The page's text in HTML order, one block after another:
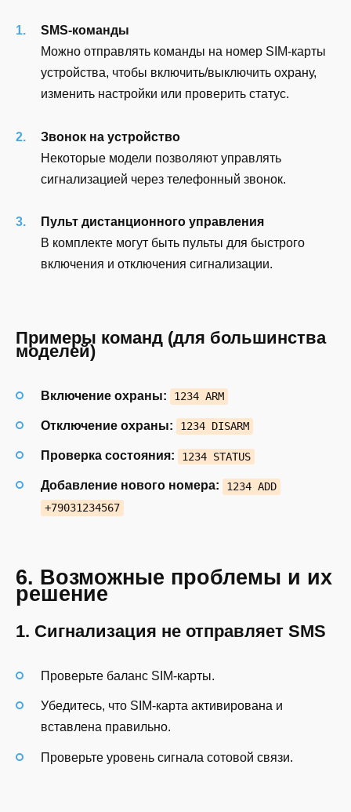
SMS-команды
Можно отправлять команды на номер SIM-карты
устройства, чтобы включить/выключить охрану,
изменить настройки или проверить статус.
Звонок на устройство
Некоторые модели позволяют управлять
сигнализацией через телефонный звонок.
Пульт дистанционного управления
В комплекте могут быть пульты для быстрого
включения и отключения сигнализации.
Примеры команд (для большинства
моделей)
Включение охраны: 1234 ARM
Отключение охраны: 1234 DISARM
Проверка состояния: 1234 STATUS
Добавление нового номера:
1234 ADD
+79031234567
6. Возможные проблемы и их
решение
1. Сигнализация не отправляет SMS
Проверьте баланс SIM-карты.
Убедитесь, что SIM-карта активирована и
вставлена правильно.
Проверьте уровень сигнала сотовой связи.